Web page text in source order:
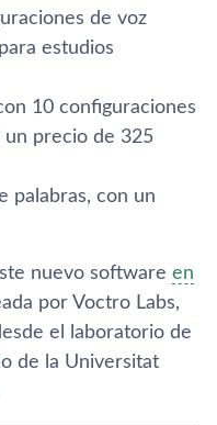
de voz
estudios
10 configuraciones
un precio de 325
palabras, con un
nuevo software en
por Voctro Labs,
el laboratorio de
de la Universitat